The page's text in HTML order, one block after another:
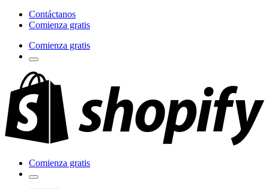
Contáctanos
Comienza gratis
Comienza gratis
Comienza gratis